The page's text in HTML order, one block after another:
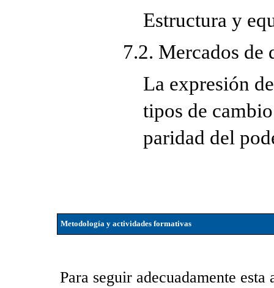
Estructura y
7.2. Mercados de
La expresión
tipos de
paridad del
Metodología y actividades formativas
Para seguir adecuadamente